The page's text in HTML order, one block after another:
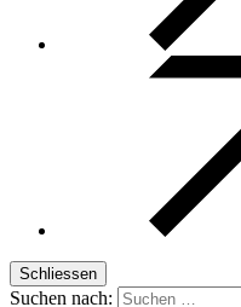
Schliessen
Suchen nach: